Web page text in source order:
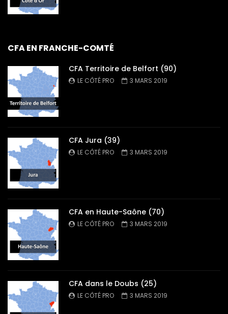
CFA EN FRANCHE-COMTÉ
CFA Territoire de Belfort (90)
LE CÔTÉ PRO 3 MARS 2019
CFA Jura (39)
LE CÔTÉ PRO 3 MARS 2019
CFA en Haute-Saône (70)
LE CÔTÉ PRO 3 MARS 2019
CFA dans le Doubs (25)
LE CÔTÉ PRO 3 MARS 2019